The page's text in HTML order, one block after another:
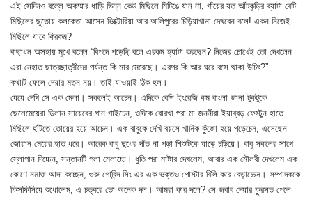
এই সেদিনও বল্লে অকম্মার ধাড়ি ভিন্ন কেউ মিছিলে মিটিঙে যান না, গাঁয়ের যত আঁটকুড়ির ব্যাটা বেটি
মিছিলের ছুতোয় কলকেতা আসেন ভিক্টোরিয়া আর আলিপুরের চিড়িয়াখানা দেখবেন বলে! একন নিজেই
মিছিলে যাবে কিরকম?
বাছাধন অসহায় মুখে বল্লে “বিপদে পড়েছি বলে এরকম হ্যাটা করছেন? নিজের চোখেই তো দেখলেন
এরা নেহাত ছাত্রছাত্রীদের পর্যন্ত কি মার মেরেছে। এরপর কি আর ঘরে বসে থাকা উচিৎ?”
কথাটি ফেলে দেয়ার মতন নয়। তাই যাওয়াই ঠিক হল।
যেয়ে দেখি সে এক মেলা। সকলেই আচেন। এদিকে বেশি ইংরেজি কম বাংলা জানা টুকটুকে
ছেলেমেয়েরা ডিলান সায়েবের গান গাইচেন, ওদিকে বোরখা পরা মা জননীরা ইয়াব্বড় ফেস্টুন হাতে
মিছিলে হাঁটতে তোয়ের হয়ে আচেন। এক বাবুকে দেখি বয়সে খানিক কুঁজো হয়ে পড়েচেন, এসেছেন
জোয়ান মেয়ের হাত ধরে। আরেক বাবু দুধের দাঁত না পড়া শিশুটিকে ঘাড়ে চড়িয়ে। বাবু সকলের সাথে
স্লোগান দিচ্চেন, সন্তানটি গলা মেলাচ্চে। ধুতি পরা মাষ্টার দেখলেম, আবার এক মৌলবী দেখলেম এক
কোণে নমাজ আদা কচ্ছেন, গুরু গোবিন্দ সিং এর এক ভক্তও পোস্টার বিলি করে বেড়াচ্চেন। সম্পাদককে
ফিসফিসিয়ে শুধোলেম, এ চত্বরে তো অনেক দল। আমরা কার দলে? সে জবাব দেয়ার ফুরসত পেলে